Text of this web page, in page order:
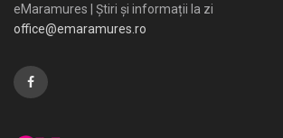
eMaramures | Știri și informații la zi
office@emaramures.ro